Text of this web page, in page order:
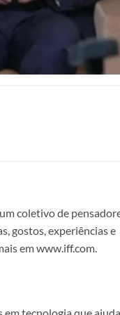
coletivo de
gostos, experiências e
em www.iff.com.